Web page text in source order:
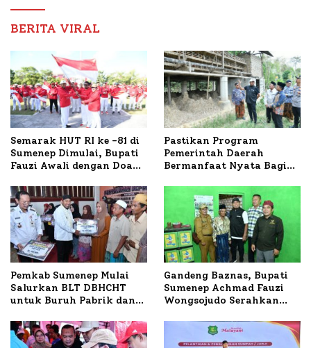
Nabil
BERITA VIRAL
Semarak HUT RI ke -81 di
Sumenep Dimulai, Bupati
Fauzi Awali dengan Doa
Terbakar
Pastikan Program
Pemerintah Daerah
Bermanfaat Nyata Bagi
Sumenep Tinjau Langsung
Budidaya Lele dan Ayam
Petelur di Desa Bataal
Timur
Pemkab Sumenep Mulai
Salurkan BLT DBHCHT
untuk Buruh Pabrik dan
Gandeng Baznas, Bupati
Sumenep Achmad Fauzi
Wongsojudo Serahkan
Dua Kecamatan